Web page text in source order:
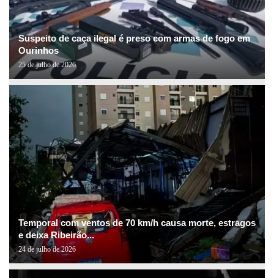
Suspeito de caça ilegal é preso com armas de fogo em
Ourinhos
25 de julho de 2026
Temporal com ventos de 70 km/h causa morte, estragos
e deixa Ribeirão...
24 de julho de 2026